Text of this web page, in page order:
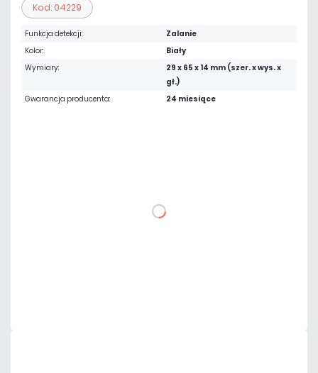
Kod: 04229
Funkcja detekcji:
Zalanie
Kolor:
Biały
Wymiary:
29 x 65 x 14 mm (szer. x wys. x
gł.)
Gwarancja producenta:
24 miesiące
DO KOSZYKA